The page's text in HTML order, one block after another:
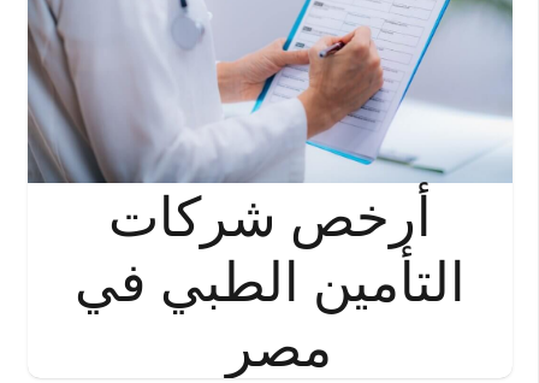
أرخص شركات
التأمين الطبي في
مصر